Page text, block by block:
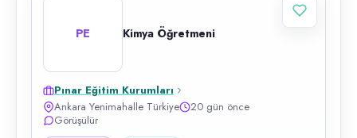
PE Kimya Öğretmeni
Pınar Eğitim Kurumları
Ankara Yenimahalle Türkiye
20 gün önce
Görüşülür